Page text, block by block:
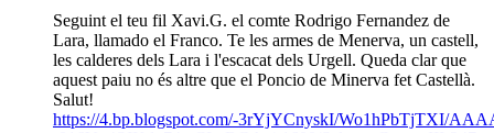
Seguint el teu fil Xavi.G. el comte Rodrigo Fernandez de
Lara, llamado el Franco. Te les armes de Menerva, un castell,
les calderes dels Lara i l'escacat dels Urgell. Queda clar que
aquest paiu no és altre que el Poncio de Minerva fet Castellà.
Salut!
https://4.bp.blogspot.com/-3rYjYCnyskI/Wo1hPbTjTXI/